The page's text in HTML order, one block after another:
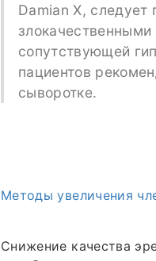
Damian X,
сопутствующей
пациентов
сыворотке.
Методы увеличения
Снижение качества